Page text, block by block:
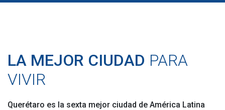
LA MEJOR CIUDAD PARA
VIVIR
Querétaro es la sexta mejor ciudad de América Latina